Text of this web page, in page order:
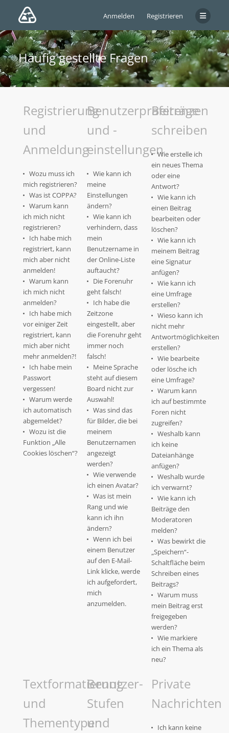
Anmelden Registrieren
Häufig gestellte Fragen
Registrierung
und
Anmeldung
Wozu muss ich
mich registrieren?
Was ist COPPA?
Warum kann
ich mich nicht
registrieren?
Ich habe mich
registriert, kann
mich aber nicht
anmelden!
Warum kann
ich mich nicht
anmelden?
Ich habe mich
vor einiger Zeit
registriert, kann
mich aber nicht
mehr anmelden?!
Ich habe mein
Passwort
vergessen!
Warum werde
ich automatisch
abgemeldet?
Wozu ist die
Funktion „Alle
Cookies löschen“?
Benutzerpräferenzen
und -
einstellungen
Wie kann ich
meine
Einstellungen
ändern?
Wie kann ich
verhindern, dass
mein
Benutzername in
der Online-Liste
auftaucht?
Die Forenuhr
geht falsch!
Ich habe die
Zeitzone
eingestellt, aber
die Forenuhr geht
immer noch
falsch!
Meine Sprache
steht auf diesem
Board nicht zur
Auswahl!
Was sind das
für Bilder, die bei
meinem
Benutzernamen
angezeigt
werden?
Wie verwende
ich einen Avatar?
Was ist mein
Rang und wie
kann ich ihn
ändern?
Wenn ich bei
einem Benutzer
auf den E-Mail-
Link klicke, werde
ich aufgefordert,
mich
anzumelden.
Beiträge
schreiben
Wie erstelle ich
ein neues Thema
oder eine
Antwort?
Wie kann ich
einen Beitrag
bearbeiten oder
löschen?
Wie kann ich
meinem Beitrag
eine Signatur
anfügen?
Wie kann ich
eine Umfrage
erstellen?
Wieso kann ich
nicht mehr
Antwortmöglichkeiten
erstellen?
Wie bearbeite
oder lösche ich
eine Umfrage?
Warum kann
ich auf bestimmte
Foren nicht
zugreifen?
Weshalb kann
ich keine
Dateianhänge
anfügen?
Weshalb wurde
ich verwarnt?
Wie kann ich
Beiträge den
Moderatoren
melden?
Was bewirkt die
„Speichern“-
Schaltfläche beim
Schreiben eines
Beitrags?
Warum muss
mein Beitrag erst
freigegeben
werden?
Wie markiere
ich ein Thema als
neu?
Textformatierung
und
Thementypen
Benutzer-
Stufen
und
Private
Nachrichten
Ich kann keine